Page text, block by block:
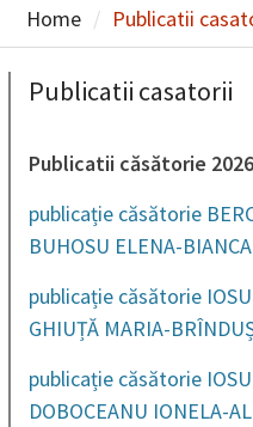
Home Publicatii
Publicatii casatorii
Publicatii căsătorie 2026
publicație căsătorie
BUHOSU ELENA-BIANCA
publicație căsătorie
GHIUȚĂ MARIA-
publicație căsătorie
DOBOCEANU IONELA-